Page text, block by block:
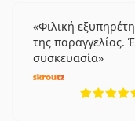
Φιλική
της παραγγελίας.
συσκευασία